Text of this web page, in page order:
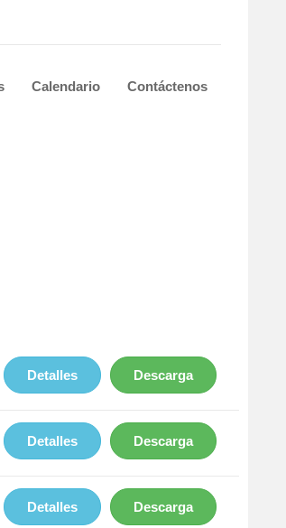
Calendario Contáctenos
Descarga
Detalles
Descarga
Detalles
Descarga
Detalles